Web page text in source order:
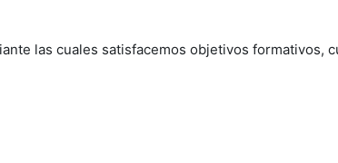
las cuales satisfacemos objetivos formativos,